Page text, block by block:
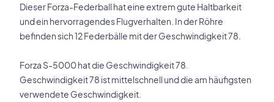
Dieser Forza-Federball hat eine extrem gute Haltbarkeit
und ein hervorragendes Flugverhalten. In der Röhre
befinden sich 12 Federbälle mit der Geschwindigkeit 78.
Forza S-5000 hat die Geschwindigkeit 78.
Geschwindigkeit 78 ist mittelschnell und die am häufigsten
verwendete Geschwindigkeit.